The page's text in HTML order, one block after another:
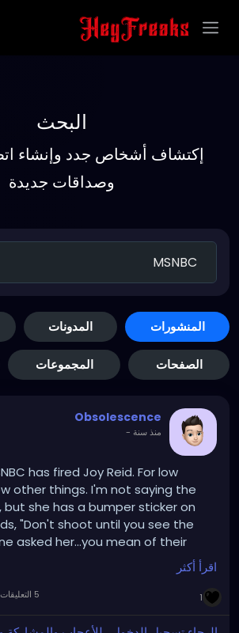
البحث
إكتشاف أشخاص جدد وإنشاء
وصداقات جديدة
المنشورات المدونات
الصفحات المجموعات
Obsolescence
منذ سنة -
has fired Joy Reid. For low
other things. I'm not saying the
but she has a bumper sticker on
"Don't shoot until you see the
asked her...you mean of their
اقرأ أكثر
1